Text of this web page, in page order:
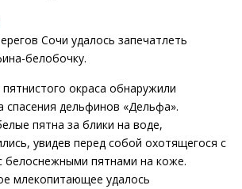
Сочи удалось запечатлеть
белобочку.
окраса обнаружили
спасения дельфинов «Дельфа».
пятна за блики на воде,
увидев перед собой охотящегося с
белоснежными пятнами на коже.
млекопитающее удалось